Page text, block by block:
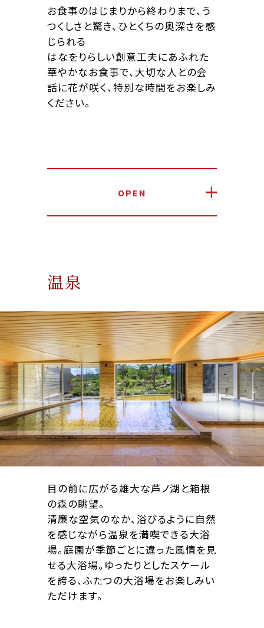
お食事のはじまりから終わりまで、う
つくしさと驚き、ひとくちの奥深さを感
じられる
はなをりらしい創意工夫にあふれた
華やかなお食事で、大切な人との会
話に花が咲く、特別な時間をお楽しみ
ください。
OPEN
温泉
目の前に広がる雄大な芦ノ湖と箱根
の森の眺望。
清廉な空気のなか、浴びるように自然
を感じながら温泉を満喫できる大浴
場。庭園が季節ごとに違った風情を見
せる大浴場。ゆったりとしたスケール
を誇る、ふたつの大浴場をお楽しみい
ただけます。